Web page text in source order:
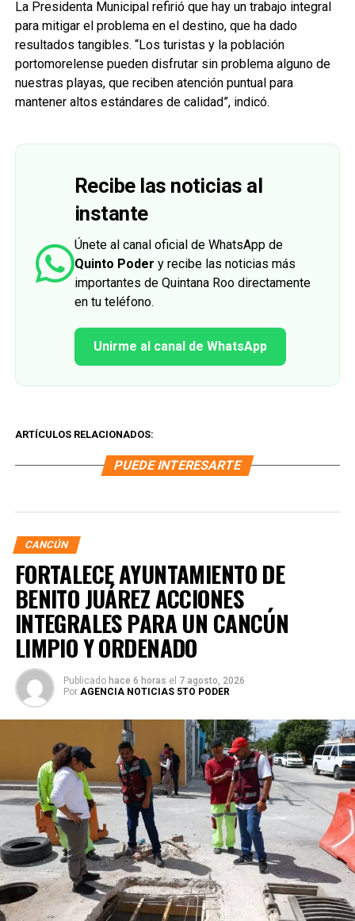
La Presidenta Municipal refirió que hay un trabajo integral
para mitigar el problema en el destino, que ha dado
resultados tangibles. “Los turistas y la población
portomorelense pueden disfrutar sin problema alguno de
nuestras playas, que reciben atención puntual para
mantener altos estándares de calidad”, indicó.
Recibe las noticias al
instante
Únete al canal oficial de WhatsApp de
Quinto Poder y recibe las noticias más
importantes de Quintana Roo directamente
en tu teléfono.
Unirme al canal de WhatsApp
ARTÍCULOS RELACIONADOS:
PUEDE INTERESARTE
CANCÚN
FORTALECE AYUNTAMIENTO DE
BENITO JUÁREZ ACCIONES
INTEGRALES PARA UN CANCÚN
LIMPIO Y ORDENADO
Publicado hace 6 horas el 7 agosto, 2026
Por AGENCIA NOTICIAS 5TO PODER